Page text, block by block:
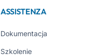
ASSISTENZA
Dokumentacja
Szkolenie